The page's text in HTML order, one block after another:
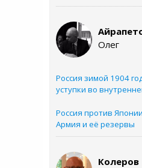
Олег
Россия зимой 1904
уступки во
Россия против
Армия и её резервы
Колеров